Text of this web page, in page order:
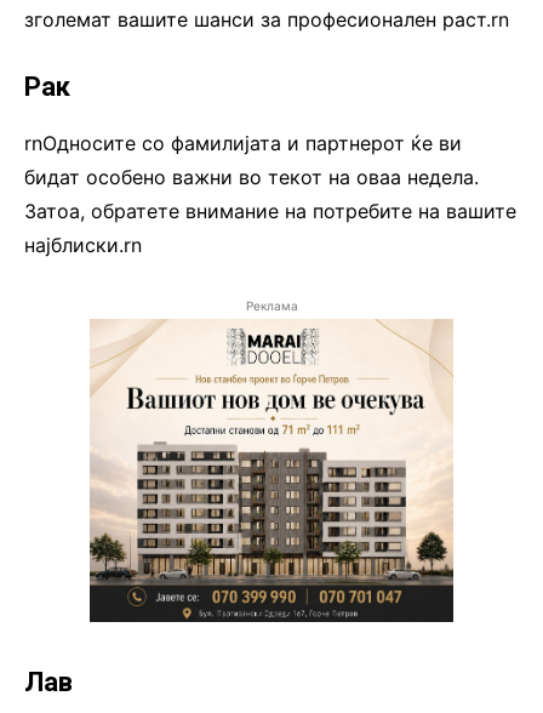
зголемат вашите шанси за професионален раст.rn
Рак
rnОдносите со фамилијата и партнерот ќе ви
бидат особено важни во текот на оваа недела.
Затоа, обратете внимание на потребите на вашите
најблиски.rn
Реклама
Лав